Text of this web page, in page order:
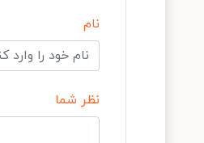
نام
نظر شما